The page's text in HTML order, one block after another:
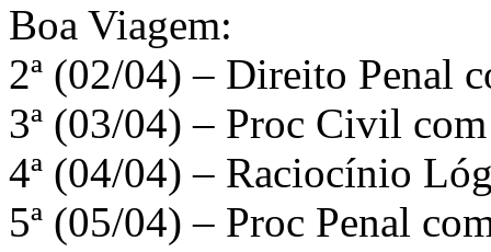
Boa Viagem:
2ª (02/04) – Direito Penal
3ª (03/04) – Proc Civil
4ª (04/04) – Raciocínio
5ª (05/04) – Proc Penal